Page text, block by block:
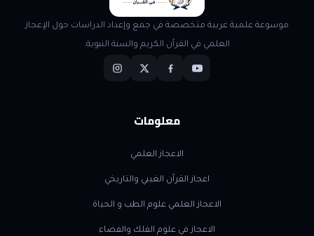
موسوعة علمية عربية متخصصة في جمع وإعداد الدراسات حول الإعجاز
العلمي في القرآن الكريم والسنة النبوية.
معلومات
الاعجاز العلمي
اعجاز القرآن الغيبي والتاريخي
الاعجاز العلمي علوم الطب و الحياة
الاعجاز في علوم الفلك والفضاء